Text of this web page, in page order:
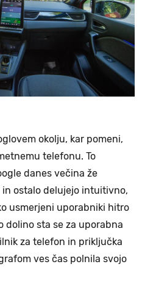
okolju, kar pomeni,
telefonu. To
danes večina že
ostalo delujejo intuitivno,
usmerjeni uporabniki hitro
dolino sta se za uporabna
za telefon in priključka
ves čas polnila svojo